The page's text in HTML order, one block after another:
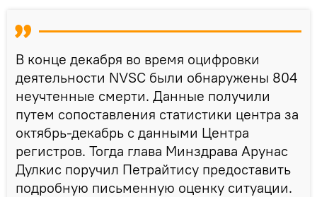
В конце декабря во время оцифровки
деятельности NVSC были обнаружены 804
неучтенные смерти. Данные получили
путем сопоставления статистики центра за
октябрь-декабрь с данными Центра
регистров. Тогда глава Минздрава Арунас
Дулкис поручил Петрайтису предоставить
подробную письменную оценку ситуации.